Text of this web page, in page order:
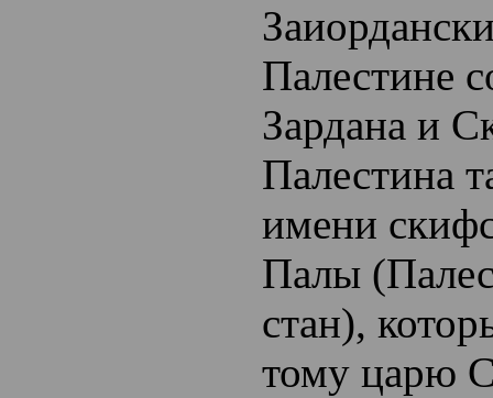
Палестине
Зардана и
Палестина
имени
Палы
стан),
тому